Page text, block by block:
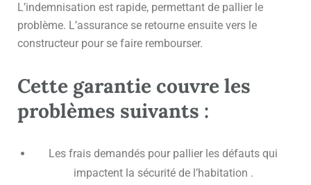
L’indemnisation est rapide, permettant de pallier le
problème. L’assurance se retourne ensuite vers le
constructeur pour se faire rembourser.
Cette garantie couvre les
problèmes suivants :
Les frais demandés pour pallier les défauts qui
impactent la sécurité de l’habitation .